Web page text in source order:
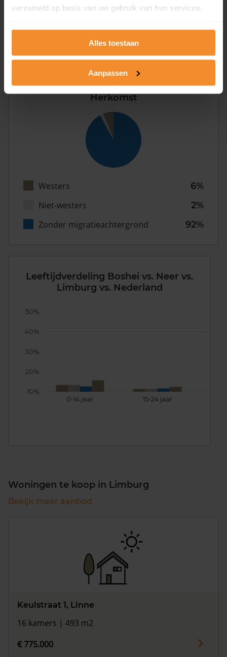
verzameld op basis van uw gebruik van hun services.
Alles toestaan
Aanpassen
Eénpersoons
32%
Stel (geen kinderen)
33%
Gezin (met kinderen)
Herkomst
Westers
6%
Niet-westers
2%
Zonder migratieachtergrond
92%
Leeftijdverdeling Boshei vs. Neer vs.
Limburg vs. Nederland
0-14 jaar 15-24 jaar
10%
20%
30%
40%
50%
Woningen te koop in Limburg
Bekijk meer aanbod
Keulstraat 1, Linne
16 kamers | 493 m2
€ 775.000